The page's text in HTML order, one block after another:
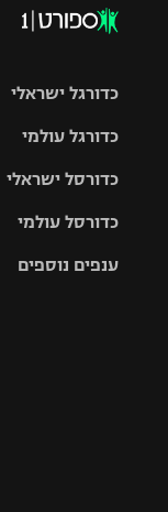
כדורגל ישראלי
גביע הטוטו
כדורגל עולמי
האלופות
ליגה
כדורסל ישראלי
סל
כדורסל עולמי
ענפים נוספים